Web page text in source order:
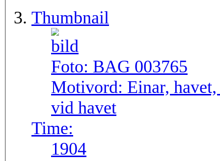
Thumbnail
Foto: BAG 003765
Motivord: Einar,
vid havet
Time:
1904